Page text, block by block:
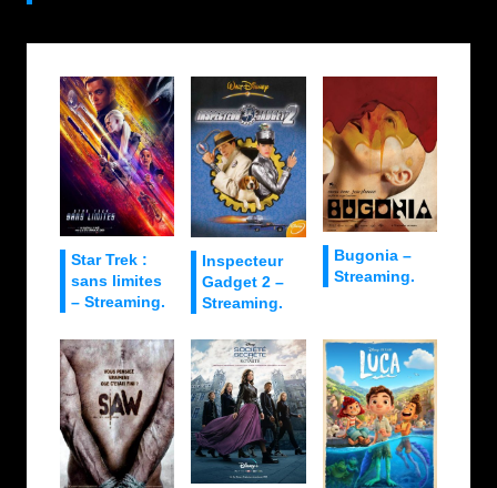
Star Trek :
sans limites
– Streaming.
Inspecteur
Gadget 2 –
Streaming.
Bugonia –
Streaming.